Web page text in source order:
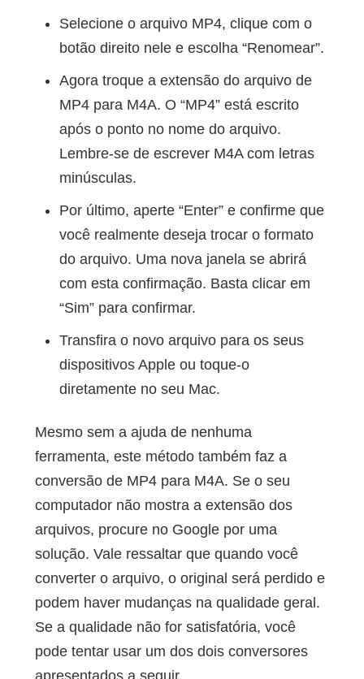
Selecione o arquivo MP4, clique com o
botão direito nele e escolha “Renomear”.
Agora troque a extensão do arquivo de
MP4 para M4A. O “MP4” está escrito
após o ponto no nome do arquivo.
Lembre-se de escrever M4A com letras
minúsculas.
Por último, aperte “Enter” e confirme que
você realmente deseja trocar o formato
do arquivo. Uma nova janela se abrirá
com esta confirmação. Basta clicar em
“Sim” para confirmar.
Transfira o novo arquivo para os seus
dispositivos Apple ou toque-o
diretamente no seu Mac.
Mesmo sem a ajuda de nenhuma
ferramenta, este método também faz a
conversão de MP4 para M4A. Se o seu
computador não mostra a extensão dos
arquivos, procure no Google por uma
solução. Vale ressaltar que quando você
converter o arquivo, o original será perdido e
podem haver mudanças na qualidade geral.
Se a qualidade não for satisfatória, você
pode tentar usar um dos dois conversores
apresentados a seguir.